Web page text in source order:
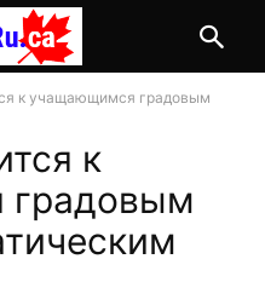
к учащающимся градовым
к